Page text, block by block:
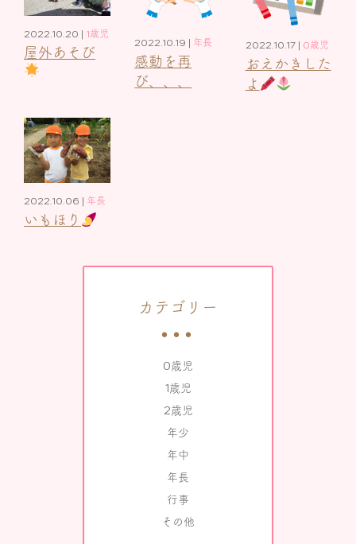
2022.10.20 | 1歳児
屋外あそび
2022.10.19 | 年長
感動を再
び、、、
2022.10.17 | 0歳児
おえかきした
よ
2022.10.06 | 年長
いもほり
カテゴリー
0歳児
1歳児
2歳児
年少
年中
年長
行事
その他